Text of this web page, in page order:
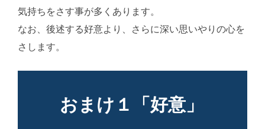
気持ちをさす事が多くあります。
なお、後述する好意より、さらに深い思いやりの心を
さします。
おまけ１「好意」